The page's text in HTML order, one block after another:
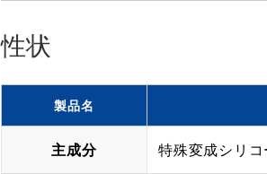
性状
製品名
主成分 特殊変成シリ